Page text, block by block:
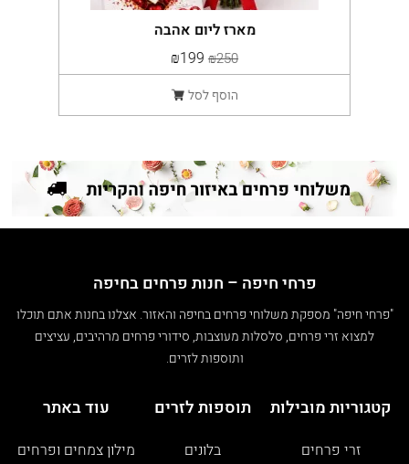
מארז ליום אהבה
₪250
₪199
הוסף לסל
פרחי חיפה – חנות פרחים בחיפה
"פרחי חיפה" מספקת משלוחי פרחים בחיפה והאזור. אצלנו בחנות אתם תוכלו
למצוא זרי פרחים, סלסלות מעוצבות, סידורי פרחים מרהיבים, עציצים
ותוספות לזרים.
קטגוריות מובילות
זרי פרחים
תוספות לזרים
בלונים
עוד באתר
מילון צמחים ופרחים